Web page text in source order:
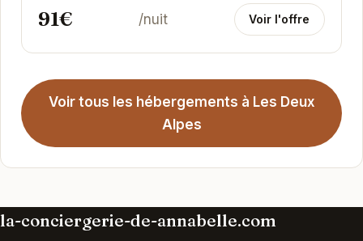
91€ /nuit Voir l'offre
Voir tous les hébergements à Les Deux
Alpes
la-conciergerie-de-annabelle.com